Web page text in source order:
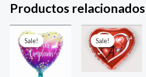
Productos relacionados
Sale!
Sale!precio
original
era:
$ 4.000.
Sale!
Sale!
El
precio
original
era:
$ 4.000.